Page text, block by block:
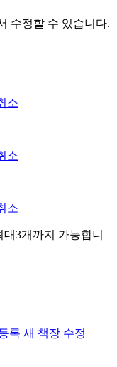
수정할 수 있습니다.
소
소
소
3개까지 가능합니
록 새 책장 수정